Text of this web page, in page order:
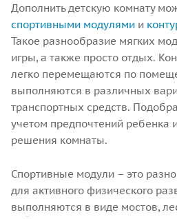
Дополнить детскую комнату
спортивными модулями и
Такое разнообразие мягких
игры, а также просто отдых.
легко перемещаются по
выполняются в различных
транспортных средств.
учетом предпочтений ребенка
решения комнаты.
Спортивные модули – это
для активного физического
выполняются в виде мостов,